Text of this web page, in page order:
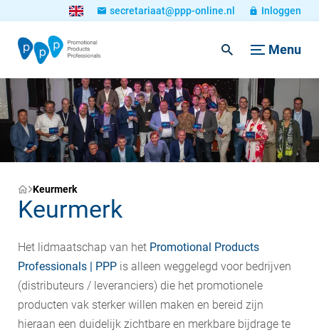
secretariaat@ppp-online.nl Inloggen
Menu
Keurmerk
Keurmerk
Het lidmaatschap van het Promotional Products
Professionals | PPP is alleen weggelegd voor bedrijven
(distributeurs / leveranciers) die het promotionele
producten vak sterker willen maken en bereid zijn
hieraan een duidelijk zichtbare en merkbare bijdrage te